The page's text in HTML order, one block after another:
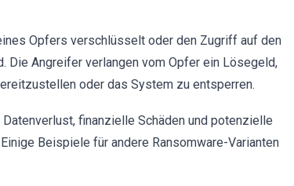
Opfers verschlüsselt oder den Zugriff auf den
Die Angreifer verlangen vom Opfer ein Lösegeld,
oder das System zu entsperren.
finanzielle Schäden und potenzielle
Beispiele für andere Ransomware-Varianten